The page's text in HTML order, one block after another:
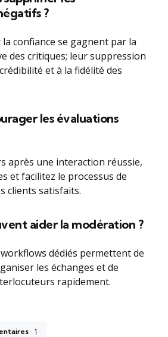
?
confiance se gagnent par la
des critiques; leur suppression
et à la fidélité des
les évaluations
après une interaction réussie,
et facilitez le processus de
clients satisfaits.
aider la modération ?
dédiés permettent de
les échanges et de
rapidement.
1